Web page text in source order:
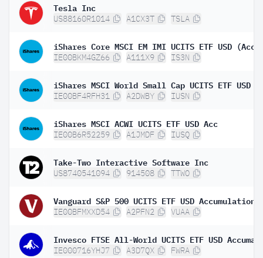
Tesla Inc
US88160R1014 A1CX3T TSLA
iShares Core MSCI EM IMI UCITS ETF USD (Acc)
IE00BKM4GZ66 A111X9 IS3N
iShares MSCI World Small Cap UCITS ETF USD
IE00BF4RFH31 A2DWBY IUSN
iShares MSCI ACWI UCITS ETF USD Acc
IE00B6R52259 A1JMDF IUSQ
Take-Two Interactive Software Inc
US8740541094 914508 TTWO
Vanguard S&P 500 UCITS ETF USD Accumulation
IE00BFMXXD54 A2PFN2 VUAA
IE000716YHJ7 A3D7QX FWRA